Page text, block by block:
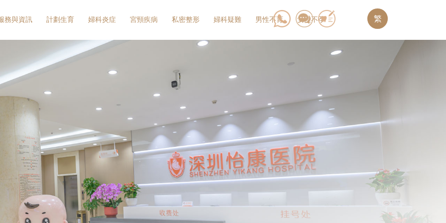
務與資訊 計劃生育 婦科炎症 宮頸疾病 私密整形 婦科疑難 男性不育 女性不孕 繁